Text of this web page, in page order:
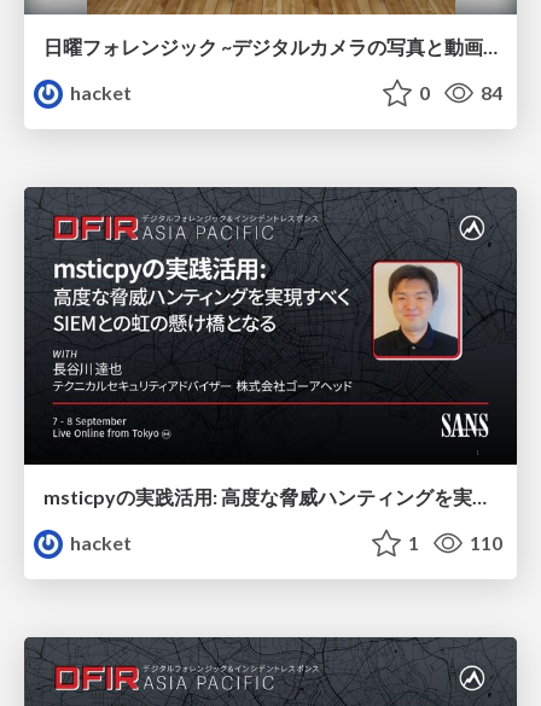
日曜フォレンジック ~デジタルカメラの写真と動画を復旧せよ~
hacket
0 84
hacket
1 110